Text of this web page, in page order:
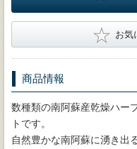
★ お気
商品情報
数種類の南阿蘇産乾燥ハー
トです。
自然豊かな南阿蘇に湧き出